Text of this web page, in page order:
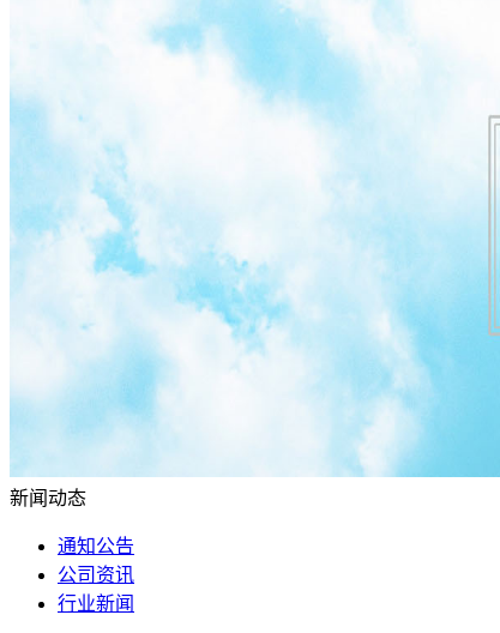
联系我们
关于我们
联系我们
新闻动态
通知公告
公司资讯
行业新闻